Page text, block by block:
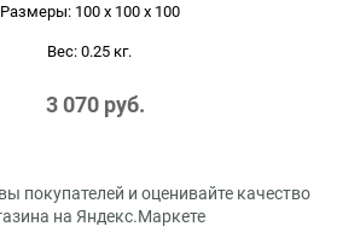
Размеры: 100 x 100 x 100
Вес: 0.25 кг.
3 070 руб.